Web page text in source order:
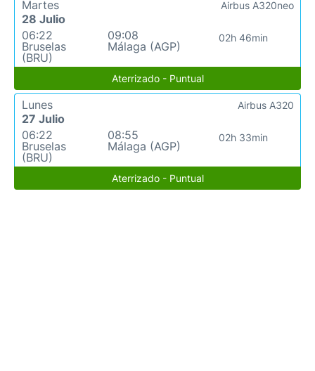
Martes
28 Julio
06:22
Bruselas
(BRU)
09:08
Málaga (AGP)
02h 46min
Airbus A320neo
Aterrizado - Puntual
Lunes
27 Julio
06:22
Bruselas
(BRU)
08:55
Málaga (AGP)
02h 33min
Airbus A320
Aterrizado - Puntual